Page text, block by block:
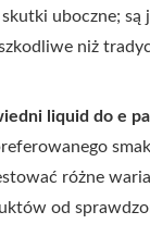
uboczne; są
niż
liquid do e
różne
od